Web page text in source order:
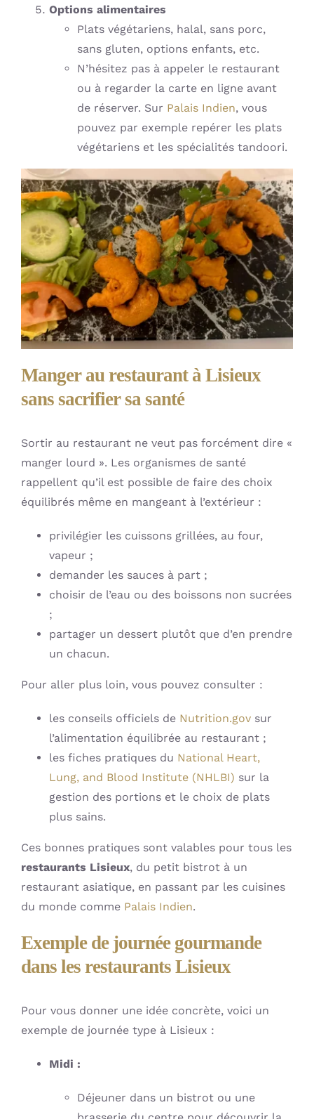
Options alimentaires
Plats végétariens, halal, sans porc,
sans gluten, options enfants, etc.
N’hésitez pas à appeler le restaurant
ou à regarder la carte en ligne avant
de réserver. Sur Palais Indien, vous
pouvez par exemple repérer les plats
végétariens et les spécialités tandoori.
Manger au restaurant à Lisieux
sans sacrifier sa santé
Sortir au restaurant ne veut pas forcément dire «
manger lourd ». Les organismes de santé
rappellent qu’il est possible de faire des choix
équilibrés même en mangeant à l’extérieur :
privilégier les cuissons grillées, au four,
vapeur ;
demander les sauces à part ;
choisir de l’eau ou des boissons non sucrées
;
partager un dessert plutôt que d’en prendre
un chacun.
Pour aller plus loin, vous pouvez consulter :
les conseils officiels de Nutrition.govsur
l’alimentation équilibrée au restaurant ;
les fiches pratiques du National Heart,
Lung, and Blood Institute (NHLBI) sur la
gestion des portions et le choix de plats
plus sains.
Ces bonnes pratiques sont valables pour tous les
restaurants Lisieux, du petit bistrot à un
restaurant asiatique, en passant par les cuisines
du monde comme Palais Indien.
Exemple de journée gourmande
dans les restaurants Lisieux
Pour vous donner une idée concrète, voici un
exemple de journée type à Lisieux :
Midi :
Déjeuner dans un bistrot ou une